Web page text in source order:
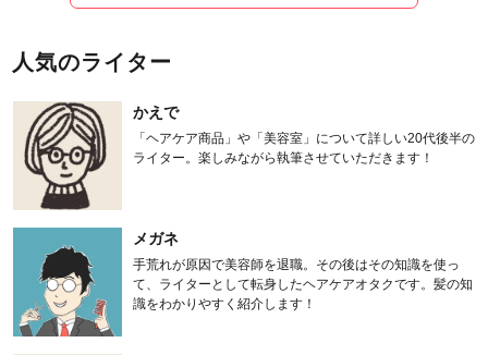
人気のライター
かえで
「ヘアケア商品」や「美容室」について詳しい20代後半の
ライター。楽しみながら執筆させていただきます！
メガネ
手荒れが原因で美容師を退職。その後はその知識を使っ
て、ライターとして転身したヘアケアオタクです。髪の知
識をわかりやすく紹介します！